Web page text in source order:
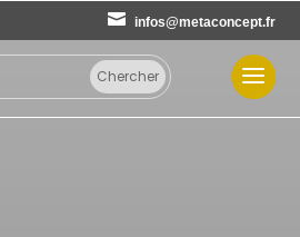
infos@metaconcept.fr